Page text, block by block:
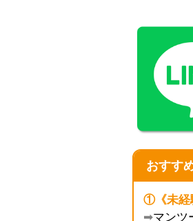
おすす
①《未経
➡マンツ